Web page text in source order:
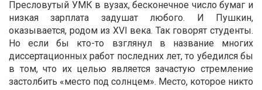
Пресловутый УМК в вузах, бесконечное число бумаг и
низкая зарплата задушат любого. И Пушкин,
оказывается, родом из XVI века. Так говорят студенты.
Но если бы кто-то взглянул в название многих
диссертационных работ последних лет, то убедился бы
в том, что их целью является зачастую стремление
застолбить «место под солнцем». Место, которое никто